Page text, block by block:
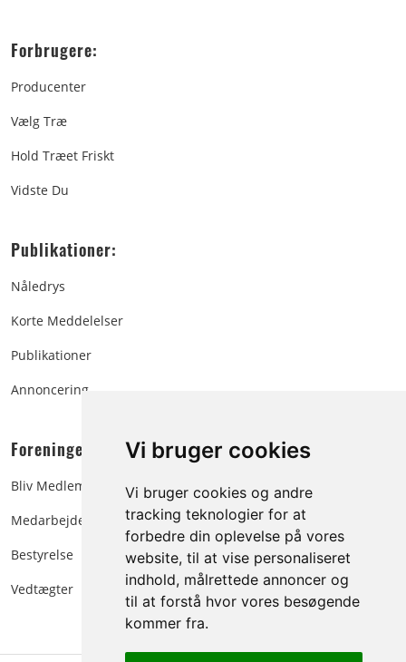
Vi bruger cookies
Vi bruger cookies og andre
tracking teknologier for at
forbedre din oplevelse på vores
website, til at vise personaliseret
indhold, målrettede annoncer og
til at forstå hvor vores besøgende
kommer fra.
Forbrugere:
Producenter
Vælg Træ
Hold Træet Friskt
Vidste Du
Publikationer:
Nåledrys
Korte Meddelelser
Publikationer
Annoncering
Foreningen:
Bliv Medlem
Medarbejdere
Bestyrelse
Vedtægter